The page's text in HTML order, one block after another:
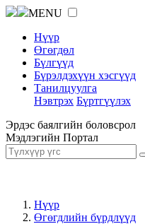
MENU
Нүүр
Өгөгдөл
Бүлгүүд
Бүрэлдэхүүн хэсгүүд
Танилцуулга
Нэвтрэх Бүртгүүлэх
Эрдэс баялгийн боловсрол
Мэдлэгийн Портал
Нүүр
Өгөгдлийн бүрдлүүд